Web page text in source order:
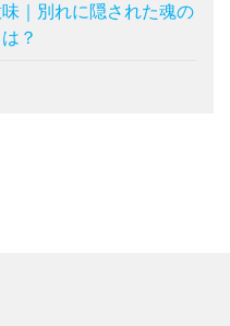
｜別れに隠された魂の
？